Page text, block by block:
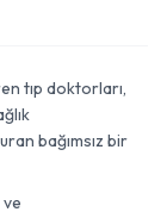
tıp doktorları,
bağımsız bir